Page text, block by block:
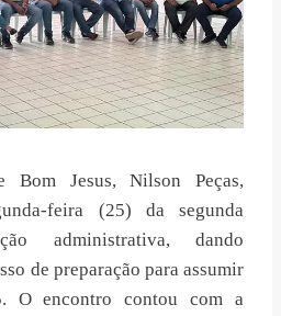
Jesus, Nilson Peças,
feira (25) da segunda
administrativa, dando
de preparação para assumir
O encontro contou com a